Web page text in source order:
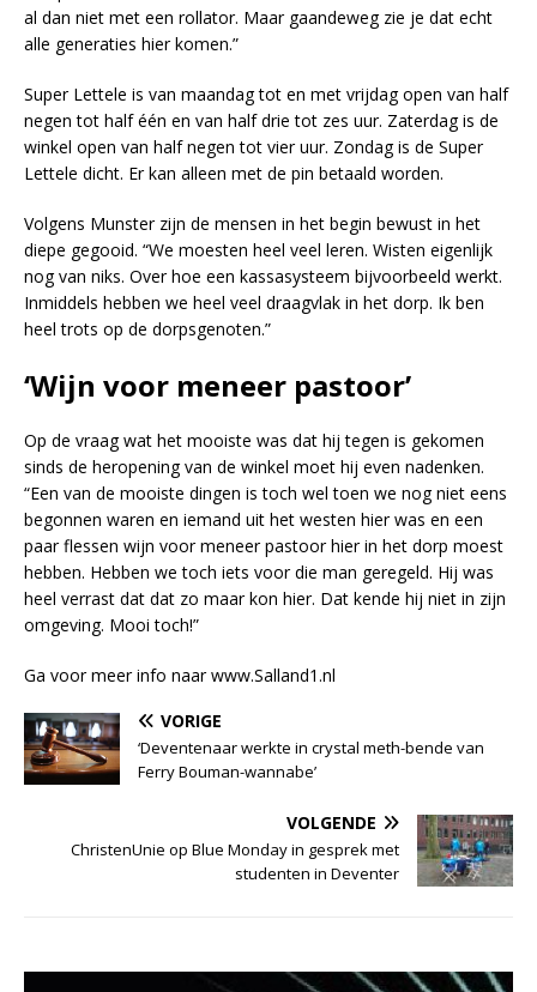
al dan niet met een rollator. Maar gaandeweg zie je dat echt
alle generaties hier komen.”
Super Lettele is van maandag tot en met vrijdag open van half
negen tot half één en van half drie tot zes uur. Zaterdag is de
winkel open van half negen tot vier uur. Zondag is de Super
Lettele dicht. Er kan alleen met de pin betaald worden.
Volgens Munster zijn de mensen in het begin bewust in het
diepe gegooid. “We moesten heel veel leren. Wisten eigenlijk
nog van niks. Over hoe een kassasysteem bijvoorbeeld werkt.
Inmiddels hebben we heel veel draagvlak in het dorp. Ik ben
heel trots op de dorpsgenoten.”
‘Wijn voor meneer pastoor’
Op de vraag wat het mooiste was dat hij tegen is gekomen
sinds de heropening van de winkel moet hij even nadenken.
“Een van de mooiste dingen is toch wel toen we nog niet eens
begonnen waren en iemand uit het westen hier was en een
paar flessen wijn voor meneer pastoor hier in het dorp moest
hebben. Hebben we toch iets voor die man geregeld. Hij was
heel verrast dat dat zo maar kon hier. Dat kende hij niet in zijn
omgeving. Mooi toch!”
Ga voor meer info naar www.Salland1.nl
VORIGE
‘Deventenaar werkte in crystal meth-bende van
Ferry Bouman-wannabe’
VOLGENDE
ChristenUnie op Blue Monday in gesprek met
studenten in Deventer